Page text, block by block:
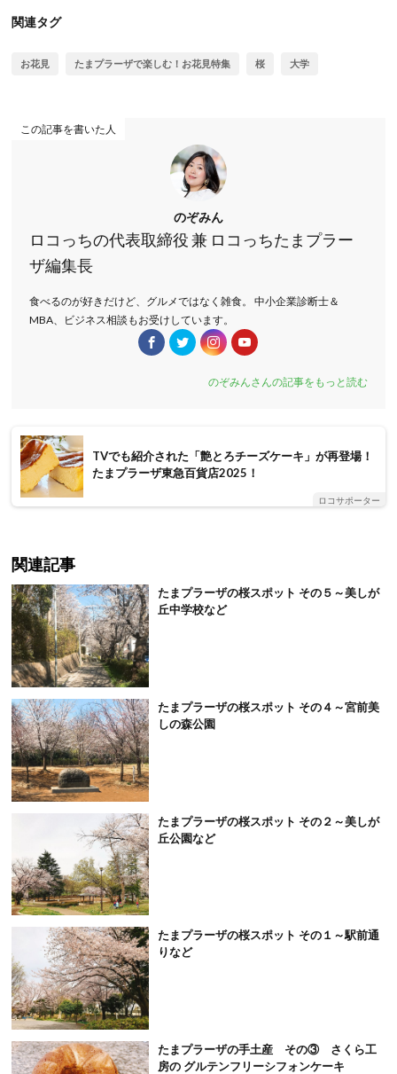
関連タグ
お花見 たまプラーザで楽しむ！お花見特集 桜 大学
この記事を書いた人
のぞみん
ロコっちの代表取締役 兼 ロコっちたまプラー
ザ編集長
食べるのが好きだけど、グルメではなく雑食。 中小企業診断士＆
MBA、ビジネス相談もお受けしています。
のぞみんさんの記事をもっと読む
TVでも紹介された「艶とろチーズケーキ」が再登場！
たまプラーザ東急百貨店2025！
ロコサポーター
関連記事
たまプラーザの桜スポット その５～美しが
丘中学校など
たまプラーザの桜スポット その４～宮前美
しの森公園
たまプラーザの桜スポット その２～美しが
丘公園など
たまプラーザの桜スポット その１～駅前通
りなど
たまプラーザの手土産 その③ さくら工
房の グルテンフリーシフォンケーキ